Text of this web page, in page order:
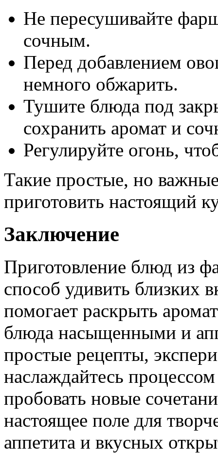
Не пересушивайте
сочным.
Перед добавлением
немного обжарить.
Тушите блюда под
сохранить аромат и
Регулируйте огонь,
Такие простые, но
приготовить настоящий
Заключение
Приготовление блюд из
способ удивить близких
помогает раскрыть
блюда насыщенными и
простые рецепты,
наслаждайтесь
пробовать новые
настоящее поле для
аппетита и вкусных